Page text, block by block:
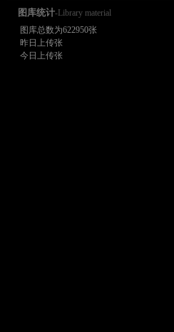
图库统计-Library material
图库总数为622950张
昨日上传张
今日上传张